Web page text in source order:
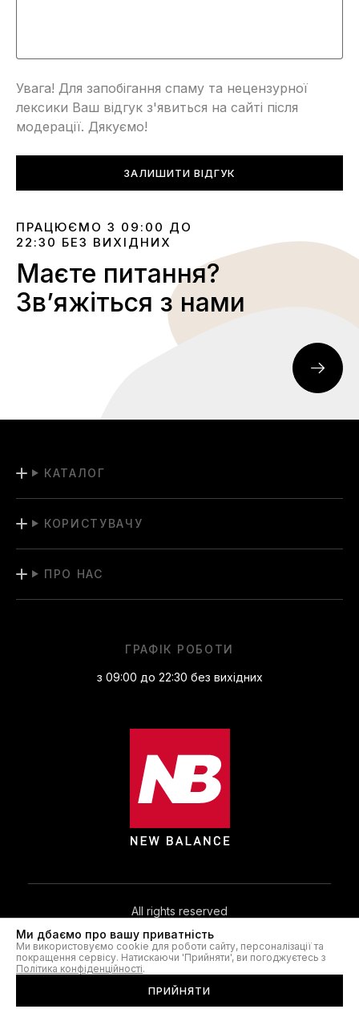
Увага! Для запобігання спаму та нецензурної
лексики Ваш відгук з'явиться на сайті після
модерації. Дякуємо!
ЗАЛИШИТИ ВІДГУК
ПРАЦЮЄМО З 09:00 ДО
22:30 БЕЗ ВИХІДНИХ
Маєте питання?
Звʼяжіться з нами
КАТАЛОГ
КОРИСТУВАЧУ
ПРО НАС
ГРАФІК РОБОТИ
з 09:00 до 22:30 без вихідних
All rights reserved
© 2026. NB.IN.UA®
Ми дбаємо про вашу приватність
Ми використовуємо cookie для роботи сайту, персоналізації та
покращення сервісу. Натискаючи 'Прийняти', ви погоджуєтесь з
Політика конфіденційності.
ПРИЙНЯТИ